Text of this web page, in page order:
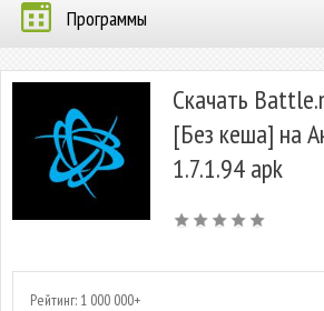
Программы
Скачать
[Без кеша] на
1.7.1.94 apk
Рейтинг: 1 000 000+